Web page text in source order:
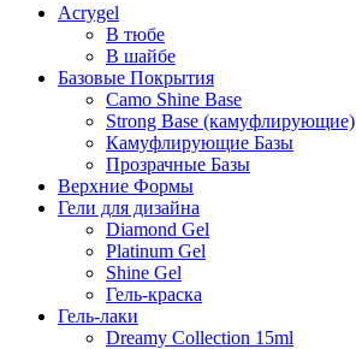
Acrygel
В тюбе
В шайбе
Базовые Покрытия
Camo Shine Base
Strong Base (камуфлирующие)
Камуфлирующие Базы
Прозрачные Базы
Верхние Формы
Гели для дизайна
Diamond Gel
Platinum Gel
Shine Gel
Гель-краска
Гель-лаки
Dreamy Collection 15ml